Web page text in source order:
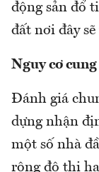
động sản đổ
đất nơi đây
Nguy cơ
Đánh giá
dựng nhận
một số nhà
rộng đô thị